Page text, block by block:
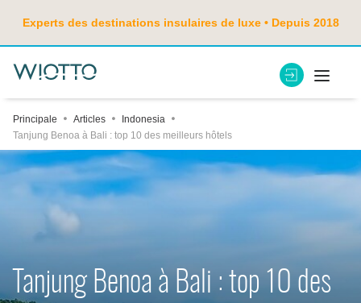
Experts des destinations insulaires de luxe • Depuis 2018
Principale Articles
Indonesia
Tanjung Benoa à Bali : top 10 des meilleurs hôtels
Tanjung Benoa à Bali : top 10 des